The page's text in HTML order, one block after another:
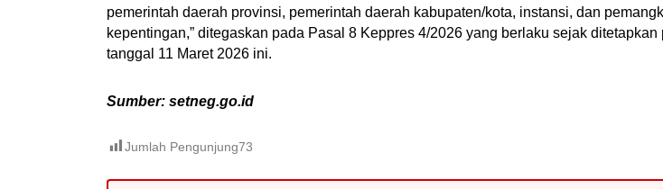
pemerintah daerah provinsi, pemerintah daerah kabupaten/kota, instansi, dan
kepentingan,” ditegaskan pada Pasal 8 Keppres 4/2026 yang berlaku sejak ditetapkan
tanggal 11 Maret 2026 ini.
Sumber: setneg.go.id
Jumlah Pengunjung73